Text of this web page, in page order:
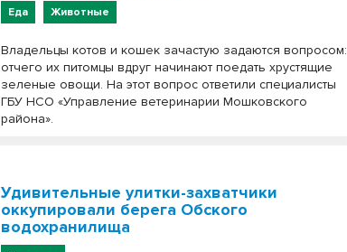
Еда Животные
Владельцы котов и кошек зачастую задаются вопросом:
отчего их питомцы вдруг начинают поедать хрустящие
зеленые овощи. На этот вопрос ответили специалисты
ГБУ НСО «Управление ветеринарии Мошковского
района».
Удивительные улитки-захватчики
оккупировали берега Обского
водохранилища